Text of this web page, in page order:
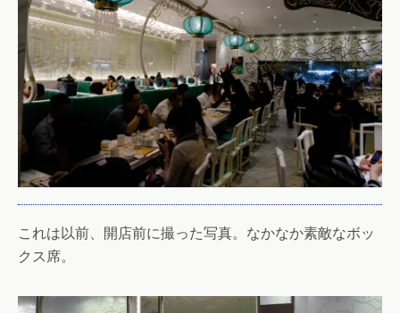
これは以前、開店前に撮った写真。なかなか素敵なボッ
クス席。